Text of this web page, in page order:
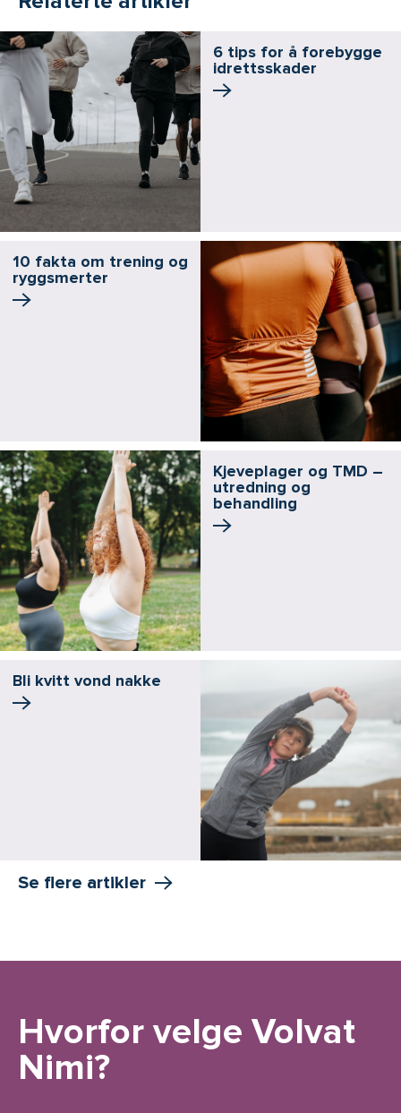
6 tips for å forebygge
idrettsskader
10 fakta om trening og
ryggsmerter
Kjeveplager og TMD –
utredning og
behandling
Bli kvitt vond nakke
Se flere artikler
Hvorfor velge Volvat
Nimi?